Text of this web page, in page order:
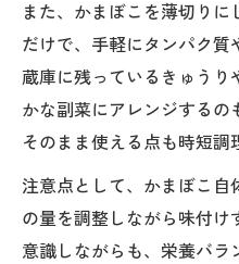
また、かまぼこを薄切り
だけで、手軽にタンパク
蔵庫に残っているきゅう
かな副菜にアレンジする
そのまま使える点も時短調
注意点として、かまぼこ
の量を調整しながら味付
意識しながらも、栄養バ